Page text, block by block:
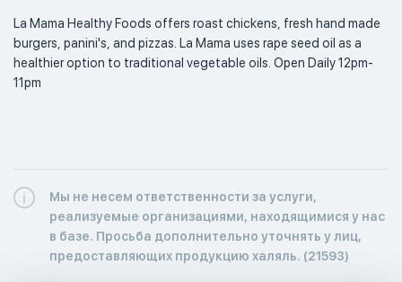
La Mama Healthy Foods offers roast chickens, fresh hand made
burgers, panini's, and pizzas. La Mama uses rape seed oil as a
healthier option to traditional vegetable oils. Open Daily 12pm-
11pm
Мы не несем ответственности за услуги,
реализуемые организациями, находящимися у нас
в базе. Просьба дополнительно уточнять у лиц,
предоставляющих продукцию халяль. (21593)